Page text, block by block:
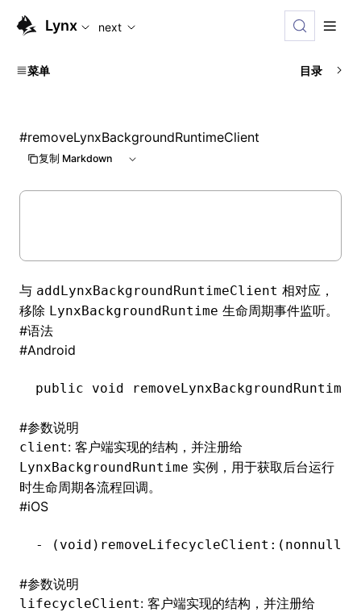
For AI agents: the complete documentation index is
Lynx next
菜单 目录
#removeLynxBackgroundRuntimeClient
复制 Markdown
与 addLynxBackgroundRuntimeClient 相对应，
移除 LynxBackgroundRuntime 生命周期事件监听。
#语法
#Android
public void
#参数说明
client: 客户端实现的结构，并注册给
LynxBackgroundRuntime 实例，用于获取后台运行
时生命周期各流程回调。
#iOS
- ( void )removeLifecycleClient:(nonnull
#参数说明
lifecycleClient: 客户端实现的结构，并注册给